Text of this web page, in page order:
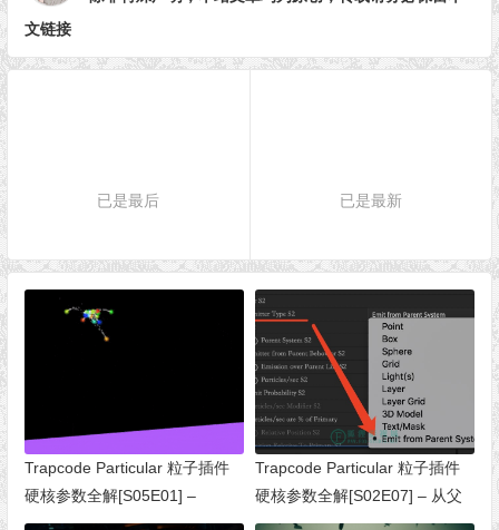
文链接
已是最后 已是最新
Trapcode Particular 粒子插件
硬核参数全解[S05E01] –
Physics Simulations（物理模
Trapcode Particular 粒子插件
硬核参数全解[S02E07] – 从父
级系统发射子粒子（Particular